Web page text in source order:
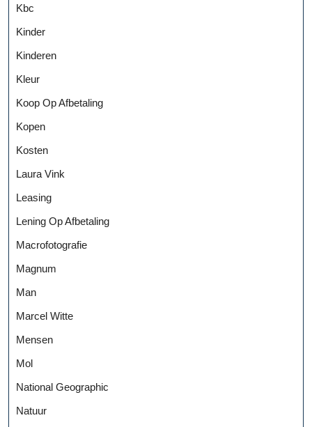
Kbc
Kinder
Kinderen
Kleur
Koop Op Afbetaling
Kopen
Kosten
Laura Vink
Leasing
Lening Op Afbetaling
Macrofotografie
Magnum
Man
Marcel Witte
Mensen
Mol
National Geographic
Natuur